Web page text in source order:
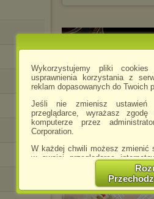
Wykorzystujemy pliki
usprawnienia korzystania z
reklam dopasowanych do Twoich
Jeśli nie zmienisz ustawień
przeglądarce, wyrażasz
komputerze przez
Corporation.
W każdej chwili możesz zmienić
w swojej przeglądarce
http://
Jednocześnie informujemy że
spowodować ograniczenie